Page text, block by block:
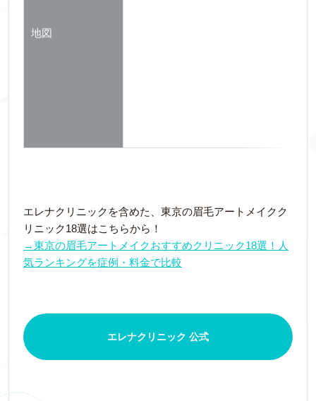
地図
エレナクリニックを含めた、東京の眉毛アートメイクク
リニック18選はこちらから！
→東京の眉毛アートメイクおすすめクリニック18選！人
気ランキングを症例・料金で比較
エレナクリニック 公式